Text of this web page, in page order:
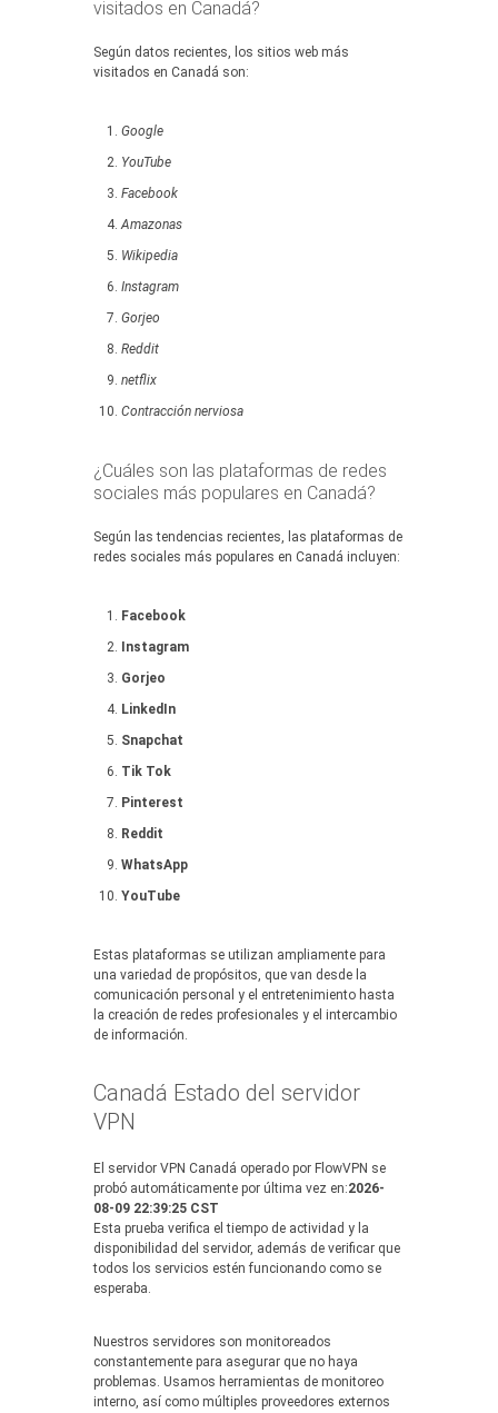
visitados en Canadá?
Según datos recientes, los sitios web más
visitados en Canadá son:
Google
YouTube
Facebook
Amazonas
Wikipedia
Instagram
Gorjeo
Reddit
netflix
Contracción nerviosa
¿Cuáles son las plataformas de redes
sociales más populares en Canadá?
Según las tendencias recientes, las plataformas de
redes sociales más populares en Canadá incluyen:
Facebook
Instagram
Gorjeo
LinkedIn
Snapchat
Tik Tok
Pinterest
Reddit
WhatsApp
YouTube
Estas plataformas se utilizan ampliamente para
una variedad de propósitos, que van desde la
comunicación personal y el entretenimiento hasta
la creación de redes profesionales y el intercambio
de información.
Canadá Estado del servidor
VPN
El servidor VPN Canadá operado por FlowVPN se
probó automáticamente por última vez en:2026-
08-09 22:39:25 CST
Esta prueba verifica el tiempo de actividad y la
disponibilidad del servidor, además de verificar que
todos los servicios estén funcionando como se
esperaba.
Nuestros servidores son monitoreados
constantemente para asegurar que no haya
problemas. Usamos herramientas de monitoreo
interno, así como múltiples proveedores externos